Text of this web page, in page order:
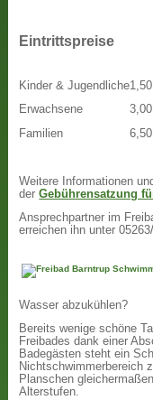
Eintrittspreise
Kinder & Jugendliche
Erwachsene
Familien
Weitere Informationen
derGebührensatzung
Ansprechpartner im
erreichen ihn unter
Wasser abzukühlen?
Bereits wenige schöne
Freibades dank einer
Badegästen steht ein
Nichtschwimmerbereich
Planschen
Alterstufen.